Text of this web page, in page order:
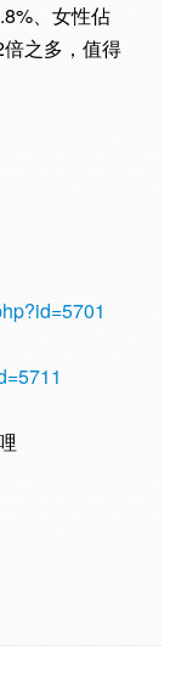
、女性佔
之多，值得